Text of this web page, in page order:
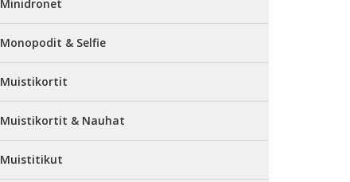
Minidronet
Monopodit & Selfie
Muistikortit
Muistikortit & Nauhat
Muistitikut